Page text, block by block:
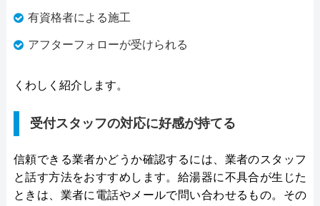
有資格者による施工
アフターフォローが受けられる
くわしく紹介します。
受付スタッフの対応に好感が持てる
信頼できる業者かどうか確認するには、業者のスタッフ
と話す方法をおすすめします。給湯器に不具合が生じた
ときは、業者に電話やメールで問い合わせるもの。その